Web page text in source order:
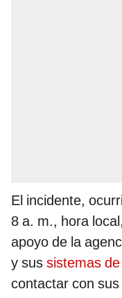
El incidente,
8 a. m., hora
apoyo de la
y sus sistemas
contactar con